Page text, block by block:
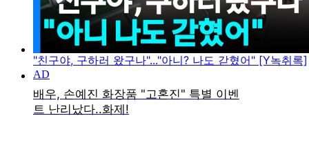
"친구야, 구하러 왔구나"..."아니? 나도 갇혔어" [Y녹취록]